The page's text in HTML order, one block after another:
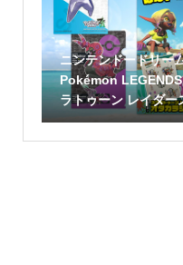
ニンテンドードリー
Pokémon
ラトゥーン レイダー